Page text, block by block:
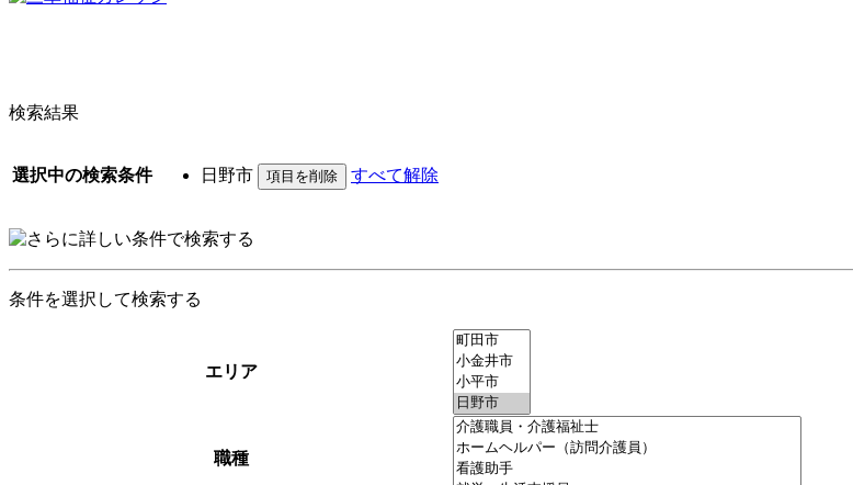
検索結果
選択中の検索条件 日野市 すべて解除
条件を選択して検索する
エリア
職種